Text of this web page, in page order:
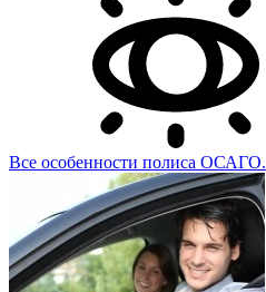
Все особенности полиса ОСАГО.